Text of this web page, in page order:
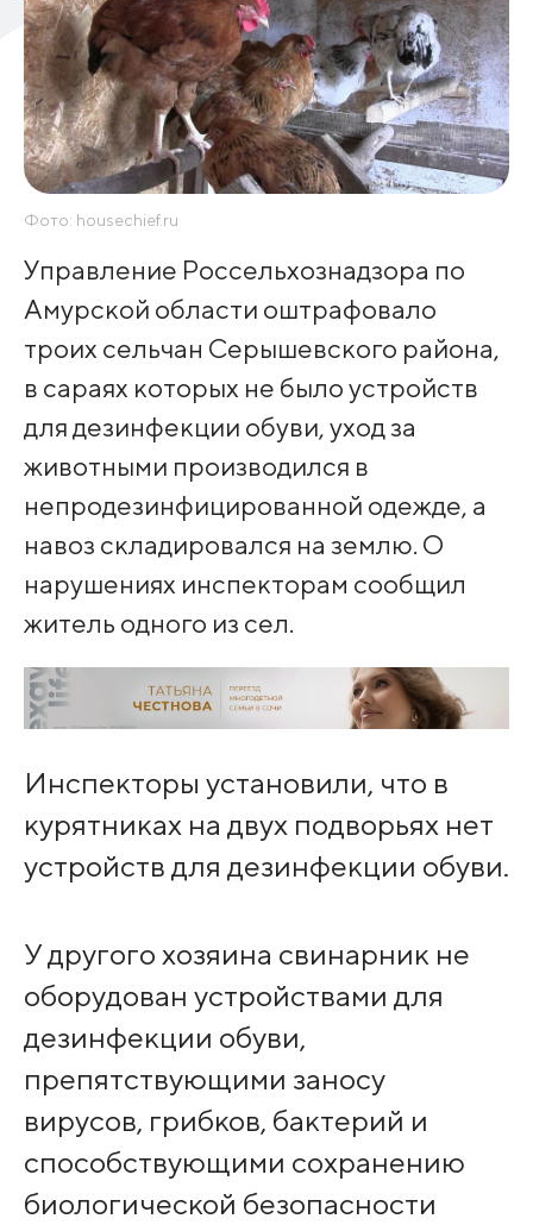
Фото: housechief.ru
Управление Россельхознадзора по
Амурской области оштрафовало
троих сельчан Серышевского района,
в сараях которых не было устройств
для дезинфекции обуви, уход за
животными производился в
непродезинфицированной одежде, а
навоз складировался на землю. О
нарушениях инспекторам сообщил
житель одного из сел.
Инспекторы установили, что в
курятниках на двух подворьях нет
устройств для дезинфекции обуви.
У другого хозяина свинарник не
оборудован устройствами для
дезинфекции обуви,
препятствующими заносу
вирусов, грибков, бактерий и
способствующими сохранению
биологической безопасности